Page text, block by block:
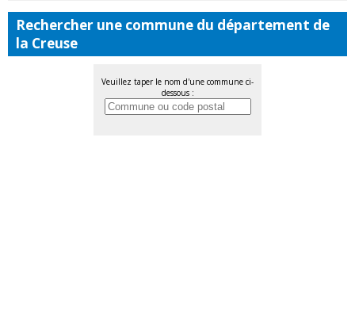
Rechercher une commune du département de
la Creuse
Veuillez taper le nom d'une commune ci-
dessous :